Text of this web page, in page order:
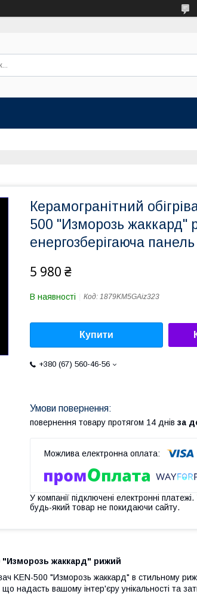
Керамогранітний
500 "Изморозь жаккард"
енергозберігаюча
5 980 ₴
В наявності Код: 1879KM5GAiz323
Купити
+380 (67) 560-46-56
повернення товару протягом 14 днів за
У компанії підключені електронні
будь-який товар не покидаючи сайту.
"Изморозь жаккард" рижий
KEN-500 "Изморозь жаккард" в стильному
надасть вашому інтер'єру унікальності та